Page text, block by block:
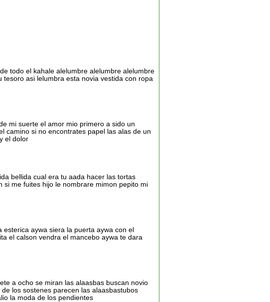
todo el kahale alelumbre alelumbre alelumbre
asi lelumbra esta novia vestida con ropa
mi suerte el amor mio primero a sido un
camino si no encontrates papel las alas de un
el dolor
bellida cual era tu aada hacer las tortas
me fuites hijo le nombrare mimon pepito mi
aywa siera la puerta aywa con el
el calson vendra el mancebo aywa te dara
a ocho se miran las alaasbas buscan novio
los sostenes parecen las alaasbastubos
la moda de los pendientes